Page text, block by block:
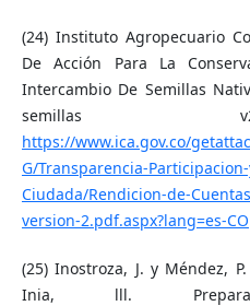
(24) Instituto Agropecuario
De Acción Para La
Intercambio De Semillas
semillas
https://www.ica.gov.co/
G/Transparencia-
Ciudada/Rendicion-de-
version-2.pdf.aspx?lang=es-CO
(25) Inostroza, J. y Méndez,
Inia, lll.